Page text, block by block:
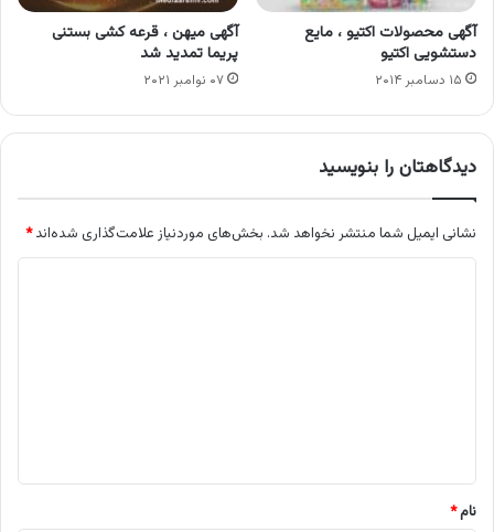
آگهی محصولات اکتیو ، مایع
دستشویی اکتیو
۱۵ دسامبر ۲۰۱۴
آگهی میهن ، قرعه کشی بستنی
پریما تمدید شد
۰۷ نوامبر ۲۰۲۱
دیدگاهتان را بنویسید
نشانی ایمیل شما منتشر نخواهد شد. بخش‌های موردنیاز علامت‌گذاری شده‌اند*
نام*